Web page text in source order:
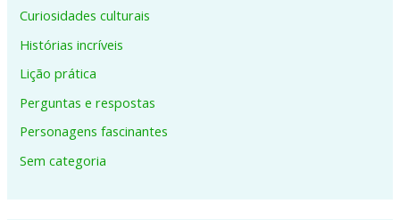
Curiosidades culturais
Histórias incríveis
Lição prática
Perguntas e respostas
Personagens fascinantes
Sem categoria